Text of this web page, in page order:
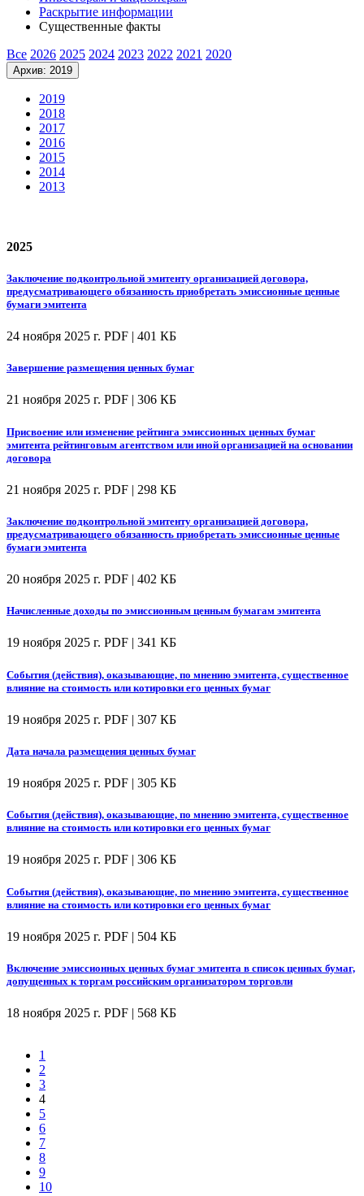
Раскрытие информации
Существенные факты
Все 2026 2025 2024 2023 2022 2021 2020
Архив: 2019
2019
2018
2017
2016
2015
2014
2013
2025
Заключение подконтрольной эмитенту организацией договора,
предусматривающего обязанность приобретать эмиссионные ценные
бумаги эмитента
24 ноября 2025 г. PDF | 401 КБ
Завершение размещения ценных бумаг
21 ноября 2025 г. PDF | 306 КБ
Присвоение или изменение рейтинга эмиссионных ценных бумаг
эмитента рейтинговым агентством или иной организацией на основании
договора
21 ноября 2025 г. PDF | 298 КБ
Заключение подконтрольной эмитенту организацией договора,
предусматривающего обязанность приобретать эмиссионные ценные
бумаги эмитента
20 ноября 2025 г. PDF | 402 КБ
Начисленные доходы по эмиссионным ценным бумагам эмитента
19 ноября 2025 г. PDF | 341 КБ
События (действия), оказывающие, по мнению эмитента, существенное
влияние на стоимость или котировки его ценных бумаг
19 ноября 2025 г. PDF | 307 КБ
Дата начала размещения ценных бумаг
19 ноября 2025 г. PDF | 305 КБ
События (действия), оказывающие, по мнению эмитента, существенное
влияние на стоимость или котировки его ценных бумаг
19 ноября 2025 г. PDF | 306 КБ
События (действия), оказывающие, по мнению эмитента, существенное
влияние на стоимость или котировки его ценных бумаг
19 ноября 2025 г. PDF | 504 КБ
Включение эмиссионных ценных бумаг эмитента в список ценных бумаг,
допущенных к торгам российским организатором торговли
18 ноября 2025 г. PDF | 568 КБ
1
2
3
4
5
6
7
8
9
10